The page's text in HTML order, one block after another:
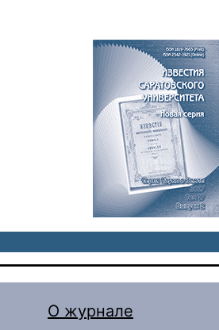
О журнале